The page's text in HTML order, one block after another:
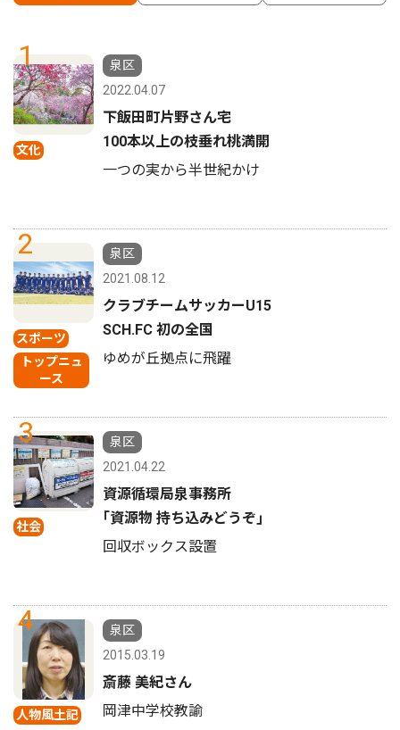
1
文化
泉区
2022.04.07
下飯田町片野さん宅
100本以上の枝垂れ桃満開
一つの実から半世紀かけ
2
スポーツ
トップニュ
ース
泉区
2021.08.12
クラブチームサッカーU15
SCH.FC 初の全国
ゆめが丘拠点に飛躍
3
社会
泉区
2021.04.22
資源循環局泉事務所
｢資源物 持ち込みどうぞ｣
回収ボックス設置
4
人物風土記
泉区
2015.03.19
斎藤 美紀さん
岡津中学校教諭